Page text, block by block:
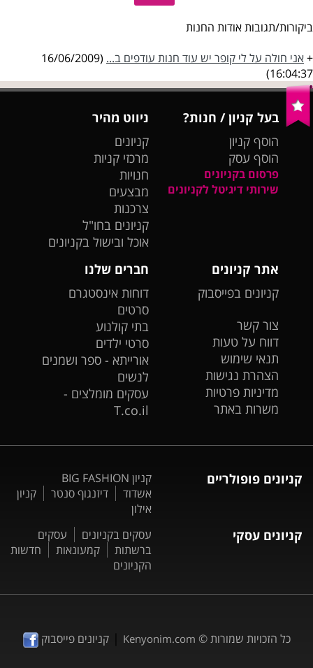
ביקורות/תגובות אודות החנות
+אני חולה על לי קופר יש עוד חנות עודפים ב... (16/06/2009
16:04:37)
בעל קניון / חנות?
הוסף קניון
הוסף עסק
פרסום בקניונים
שירותי דיגיטל לקניונים
ניווט מהיר
קניונים
מרכזי קניות
חנויות
מבצעים
צרכנות
קניונים בחו"ל
אוכל ובישול בקניונים
אתר קניונים
קניונים בפייסבוק
צור קשר
דווח על טעות
תנאי שימוש
הצהרת נגישות
מדיניות פרטיות
משרות באתר
חברים שלנו
דוחות אינסטגרם
סרטים
בתי קולנוע
סרטי ילדים
אורייתא - ספר ושמנים
לנשים
עסקים מומלצים -
T.co.il
קניונים פופולריים
קניון BIG FASHION
אשדוד
דיזנגוף סנטר
קניון
אילון
קניונים עסקי עסקים בקניונים
עסקים
ברשתות
קמעונאות
חדשות
הקניונים
כל הזכויות שמורות © Kenyonim.com
|קניונים פייסבוק